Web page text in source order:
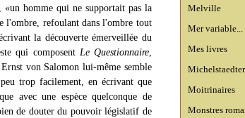
Melville
Mer variable...
Mes livres
Michelstaedter
Moitrinaires
Monstres
«un homme qui ne supportait pas la
l'ombre, refoulant dans l'ombre tout
la découverte émerveillée du
qui composent Le Questionnaire,
von Salomon lui-même semble
trop facilement, en écrivant que
avec une espèce quelconque de
de douter du pouvoir législatif de